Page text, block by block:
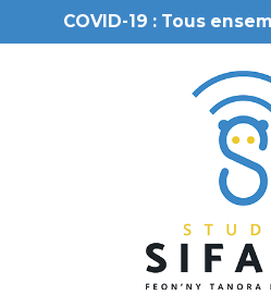
COVID-19 : Tous